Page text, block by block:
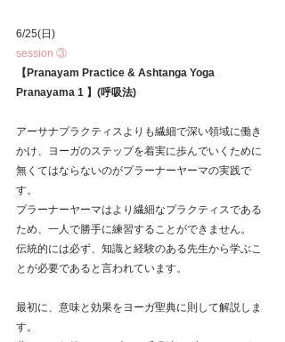
6/25(日)
session ③
【Pranayam Practice & Ashtanga Yoga
Pranayama 1 】(呼吸法)
アーサナプラクティスよりも繊細で深い領域に働き
かけ、ヨーガのステップを着実に歩んでいくために
無くてはならないのがプラーナーヤーマの実践で
す。
プラーナーヤーマはより繊細なプラクティスである
ため、一人で勝手に練習することができません。
伝統的には必ず、知識と経験のある先生から学ぶこ
とが必要であると言われています。
最初に、意味と効果をヨーガ聖典に則して解説しま
す。